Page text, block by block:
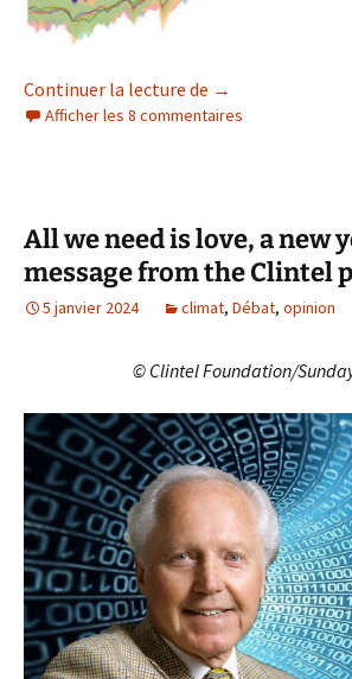
Continuer la lecture de Une somme
→
Afficher les 8 commentaires
All we need is love, a new
message from the Clintel
5 janvier 2024 climat, Débat, opinion
© Clintel Foundation/